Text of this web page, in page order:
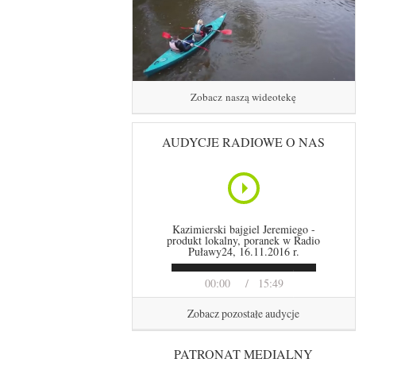
Zobacz naszą wideotekę
AUDYCJE RADIOWE O NAS
00:00 15:49
Kazimierski bajgiel Jeremiego -
produkt lokalny, poranek w Radio
Puławy24, 16.11.2016 r.
Zobacz pozostałe audycje
PATRONAT MEDIALNY